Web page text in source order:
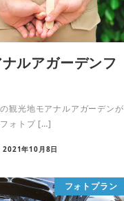
ルアガーデンフ
観光地モアナルアガーデンが
ォトプ […]
2021年10月8日
フォトプラン